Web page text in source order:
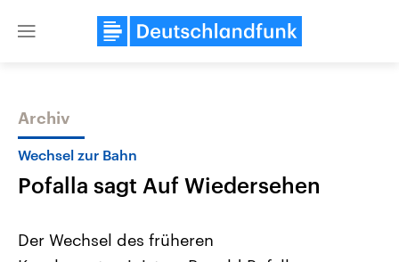
Close
Themen
Archiv
Wechsel zur Bahn
Pofalla sagt Auf Wiedersehen
Der Wechsel des früheren